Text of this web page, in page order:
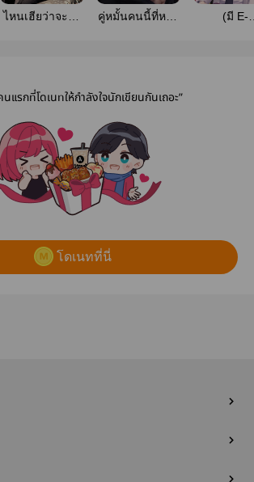
ไหนเฮียว่าจะไม่
คู่หมั้นคนนี้ที่หมอ
(มี E-
นแรกที่โดเนทให้กำลังใจนักเขียนกันเถอะ”
โดเนทที่นี่